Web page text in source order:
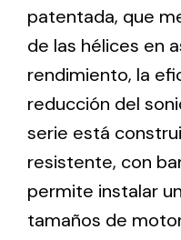
Iluminación
Variedad de
de necesidades.
patentada, que
de las hélices en
rendimiento, la
reducción del
serie está
resistente, con
permite instalar
tamaños de